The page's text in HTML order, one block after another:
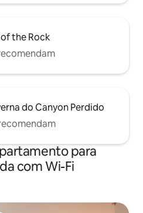
the Rock
do Canyon Perdido
para
com Wi-Fi